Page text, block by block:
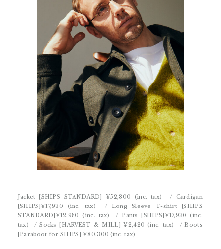
Jacket [SHIPS STANDARD]¥52,800 (inc. tax)
/ Cardigan
[SHIPS]¥17,930 (inc. tax)
/ Long Sleeve T-shirt [SHIPS
STANDARD] ¥12,980 (inc. tax) / Pants [SHIPS] ¥17,930 (inc.
tax)
/ Socks [HARVEST & MILL]¥2,420 (inc. tax)
/ Boots
[Paraboot for SHIPS]¥80,300 (inc. tax)